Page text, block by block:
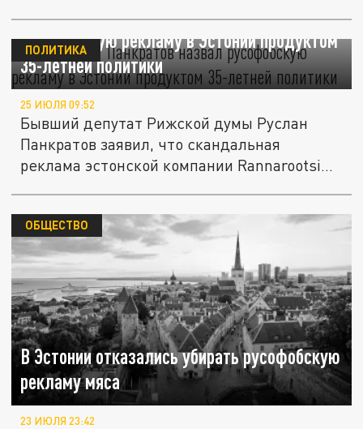
Экс-депутат Панкратов назвал
русофобскую рекламу в Эстонии продуктом
35-летней политики
ПОЛИТИКА
25 ИЮЛЯ 09:52
Бывший депутат Рижской думы Руслан
Панкратов заявил, что скандальная
реклама эстонской компании Rannarootsi...
В Эстонии отказались убирать русофобскую
рекламу мяса
ОБЩЕСТВО
23 ИЮЛЯ 23:42